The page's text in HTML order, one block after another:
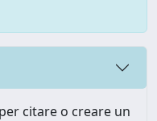
citare o creare un